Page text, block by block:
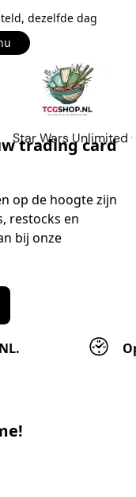
dezelfde dag
Star Wars Unlimited
trading card
op de hoogte zijn
restocks en
bij onze